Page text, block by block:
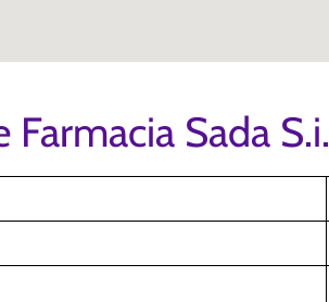
Farmacia Sada S.i.